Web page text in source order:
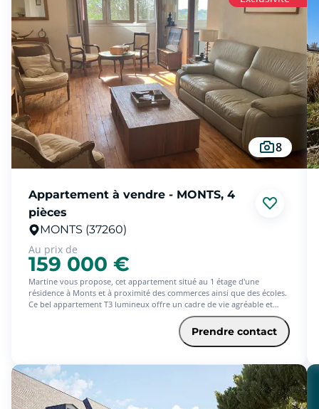
8
Appartement à vendre - MONTS, 4
pièces
MONTS (37260)
Au prix de
159 000 €
Martine vous propose, cet appartement situé au 1 étage d'une
résidence à Monts et à proximité des commerces ainsi que des écoles.
Ce bel appartement T3 lumineux offre un cadre de vie agréable et
ainsi que la place privative au sous-sol. Il se compose d'une entrée
ouvert sur un salon , séjour lumineux et une cuisine ouverte et
aménagée. L'espace nuit comprend deux chambres , une salle de bain
jardin de la résidence et un appartement habitable de suite. (6.00 %
d'honoraires TTC à la charge de l'acquéreur.)
Prendre contact